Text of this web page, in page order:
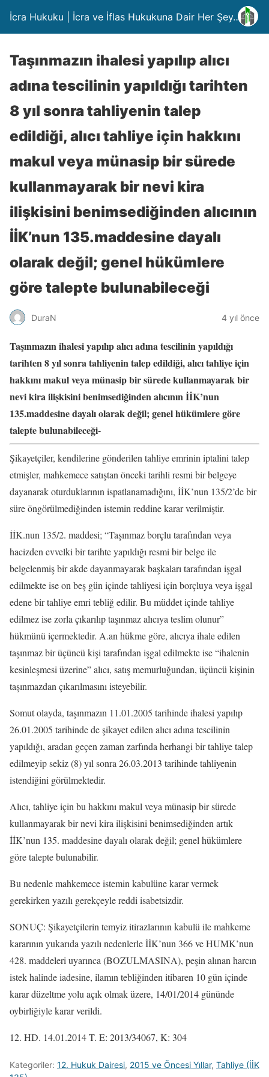
İcra Hukuku | İcra ve İflas Hukukuna Dair Her Şey….
Taşınmazın ihalesi yapılıp alıcı
adına tescilinin yapıldığı tarihten
8 yıl sonra tahliyenin talep
edildiği, alıcı tahliye için hakkını
makul veya münasip bir sürede
kullanmayarak bir nevi kira
ilişkisini benimsediğinden alıcının
İİK’nun 135.maddesine dayalı
olarak değil; genel hükümlere
göre talepte bulunabileceği
DuraN 4 yıl önce
Taşınmazın ihalesi yapılıp alıcı adına tescilinin yapıldığı
tarihten 8 yıl sonra tahliyenin talep edildiği, alıcı tahliye için
hakkını makul veya münasip bir sürede kullanmayarak bir
nevi kira ilişkisini benimsediğinden alıcının İİK’nun
135.maddesine dayalı olarak değil; genel hükümlere göre
talepte bulunabileceği-
Şikayetçiler, kendilerine gönderilen tahliye emrinin iptalini talep
etmişler, mahkemece satıştan önceki tarihli resmi bir belgeye
dayanarak oturduklarının ispatlanamadığını, İİK’nun 135/2’de bir
süre öngörülmediğinden istemin reddine karar verilmiştir.
İİK.nun 135/2. maddesi; “Taşınmaz borçlu tarafından veya
hacizden evvelki bir tarihte yapıldığı resmi bir belge ile
belgelenmiş bir akde dayanmayarak başkaları tarafından işgal
edilmekte ise on beş gün içinde tahliyesi için borçluya veya işgal
edene bir tahliye emri tebliğ edilir. Bu müddet içinde tahliye
edilmez ise zorla çıkarılıp taşınmaz alıcıya teslim olunur”
hükmünü içermektedir. A.an hükme göre, alıcıya ihale edilen
taşınmaz bir üçüncü kişi tarafından işgal edilmekte ise “ihalenin
kesinleşmesi üzerine” alıcı, satış memurluğundan, üçüncü kişinin
taşınmazdan çıkarılmasını isteyebilir.
Somut olayda, taşınmazın 11.01.2005 tarihinde ihalesi yapılıp
26.01.2005 tarihinde de şikayet edilen alıcı adına tescilinin
yapıldığı, aradan geçen zaman zarfında herhangi bir tahliye talep
edilmeyip sekiz (8) yıl sonra 26.03.2013 tarihinde tahliyenin
istendiğini görülmektedir.
Alıcı, tahliye için bu hakkını makul veya münasip bir sürede
kullanmayarak bir nevi kira ilişkisini benimsediğinden artık
İİK’nun 135. maddesine dayalı olarak değil; genel hükümlere
göre talepte bulunabilir.
Bu nedenle mahkemece istemin kabulüne karar vermek
gerekirken yazılı gerekçeyle reddi isabetsizdir.
SONUÇ: Şikayetçilerin temyiz itirazlarının kabulü ile mahkeme
kararının yukarıda yazılı nedenlerle İİK’nun 366 ve HUMK’nun
428. maddeleri uyarınca (BOZULMASINA), peşin alınan harcın
istek halinde iadesine, ilamın tebliğinden itibaren 10 gün içinde
karar düzeltme yolu açık olmak üzere, 14/01/2014 gününde
oybirliğiyle karar verildi.
12. HD. 14.01.2014 T. E: 2013/34067, K: 304
Kategoriler: 12. Hukuk Dairesi, 2015 ve Öncesi Yıllar, Tahliye (İİK